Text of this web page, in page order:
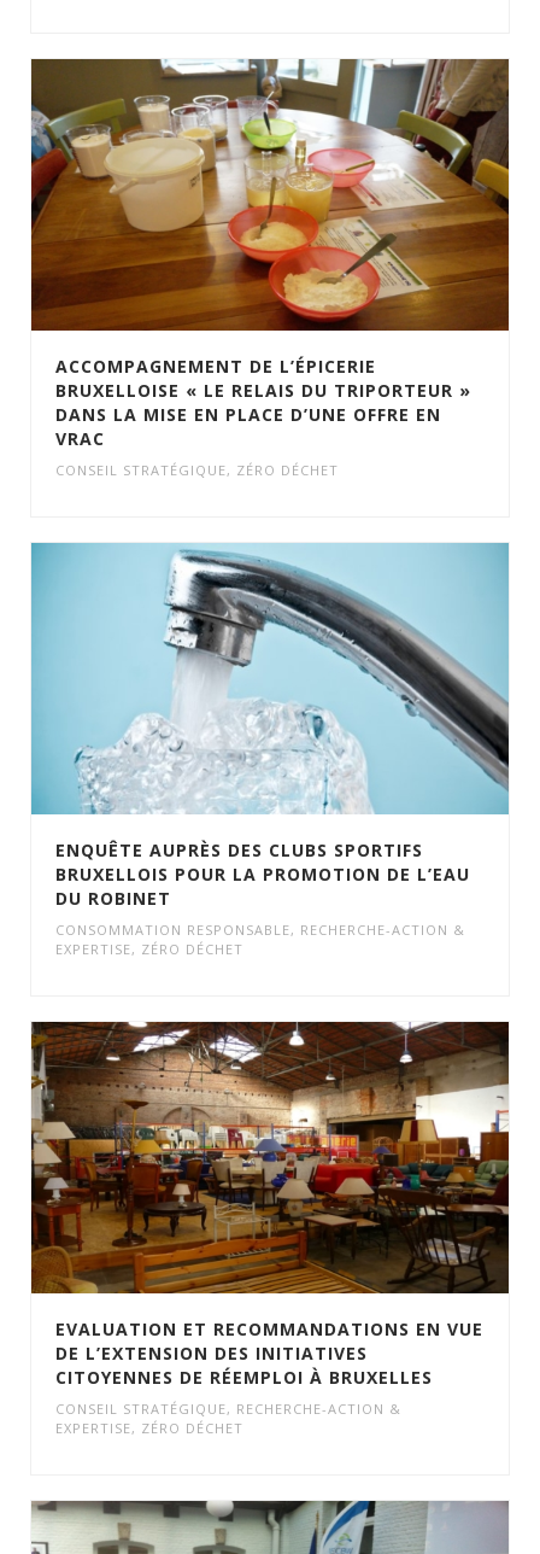
ACCOMPAGNEMENT DE L’ÉPICERIE
BRUXELLOISE « LE RELAIS DU TRIPORTEUR »
DANS LA MISE EN PLACE D’UNE OFFRE EN
VRAC
CONSEIL STRATÉGIQUE, ZÉRO DÉCHET
ENQUÊTE AUPRÈS DES CLUBS SPORTIFS
BRUXELLOIS POUR LA PROMOTION DE L’EAU
DU ROBINET
CONSOMMATION RESPONSABLE, RECHERCHE-ACTION &
EXPERTISE, ZÉRO DÉCHET
EVALUATION ET RECOMMANDATIONS EN VUE
DE L’EXTENSION DES INITIATIVES
CITOYENNES DE RÉEMPLOI À BRUXELLES
CONSEIL STRATÉGIQUE, RECHERCHE-ACTION &
EXPERTISE, ZÉRO DÉCHET